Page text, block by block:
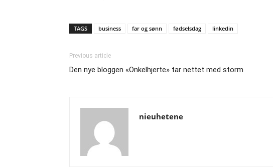
TAGS business far og sønn fødselsdag linkedin
Previous article
Den nye bloggen «Onkelhjerte» tar nettet med storm
nieuhetene